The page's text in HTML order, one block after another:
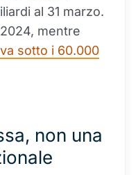
al 31 marzo.
mentre
sotto i 60.000
non una